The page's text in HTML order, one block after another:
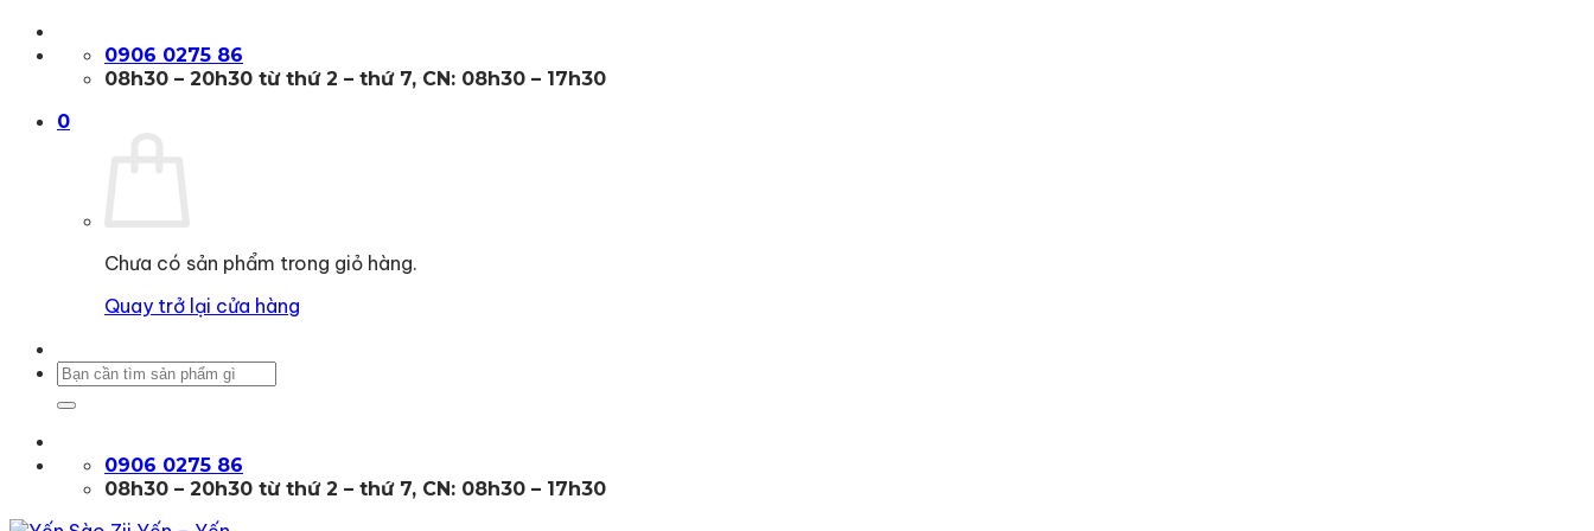
qua
0906 0275 86
08h30 – 20h30 từ thứ 2 – thứ 7, CN: 08h30 – 17h30
0
Chưa có sản phẩm trong giỏ hàng.
Quay trở lại cửa hàng
Tìm
0906 0275 86
08h30 – 20h30 từ thứ 2 – thứ 7, CN: 08h30 – 17h30